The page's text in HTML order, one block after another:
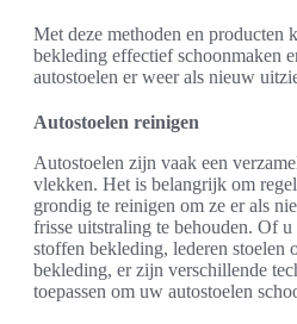
Met deze methoden en producten
bekleding effectief schoonmaken
autostoelen er weer als nieuw
Autostoelen reinigen
Autostoelen zijn vaak een
vlekken. Het is belangrijk om
grondig te reinigen om ze er als
frisse uitstraling te behouden. Of
stoffen bekleding, lederen stoelen
bekleding, er zijn verschillende
toepassen om uw autostoelen